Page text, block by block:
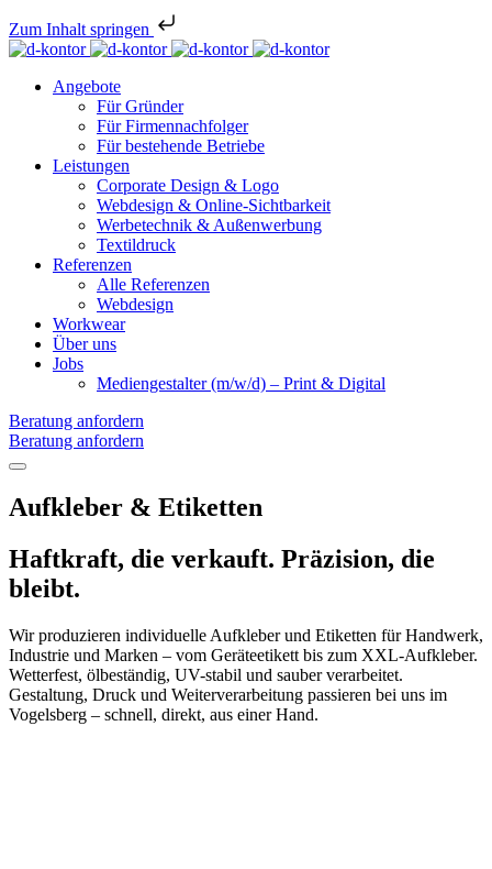
Zum Inhalt springen
Angebote
Für Gründer
Für Firmennachfolger
Für bestehende Betriebe
Leistungen
Corporate Design & Logo
Webdesign & Online-Sichtbarkeit
Werbetechnik & Außenwerbung
Textildruck
Referenzen
Alle Referenzen
Webdesign
Workwear
Über uns
Jobs
Mediengestalter (m/w/d) – Print & Digital
Beratung anfordern
Beratung anfordern
Aufkleber & Etiketten
Haftkraft, die verkauft. Präzision, die
bleibt.
Wir produzieren individuelle Aufkleber und Etiketten für Handwerk,
Industrie und Marken – vom Geräteetikett bis zum XXL-Aufkleber.
Wetterfest, ölbeständig, UV-stabil und sauber verarbeitet.
Gestaltung, Druck und Weiterverarbeitung passieren bei uns im
Vogelsberg – schnell, direkt, aus einer Hand.